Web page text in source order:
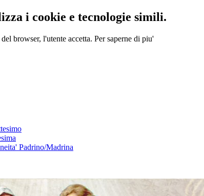
i cookie e tecnologie simili.
browser, l'utente accetta. Per saperne di piu'
Padrino/Madrina